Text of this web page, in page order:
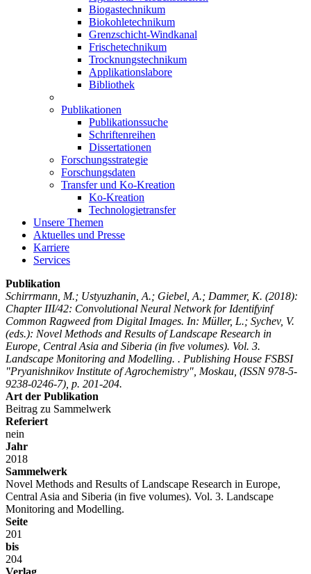
Biogastechnikum
Biokohletechnikum
Grenzschicht-Windkanal
Frischetechnikum
Trocknungstechnikum
Applikationslabore
Bibliothek
Publikationen
Publikationssuche
Schriftenreihen
Dissertationen
Forschungsstrategie
Forschungsdaten
Transfer und Ko-Kreation
Ko-Kreation
Technologietransfer
Unsere Themen
Aktuelles und Presse
Karriere
Services
Publikation
Schirrmann, M.; Ustyuzhanin, A.; Giebel, A.; Dammer, K. (2018):
Chapter III/42: Convolutional Neural Network for Identifyinf
Common Ragweed from Digital Images. In: Müller, L.; Sychev, V.
(eds.): Novel Methods and Results of Landscape Research in
Europe, Central Asia and Siberia (in five volumes). Vol. 3.
Landscape Monitoring and Modelling. . Publishing House FSBSI
"Pryanishnikov Institute of Agrochemistry", Moskau, (ISSN 978-5-
9238-0246-7), p. 201-204.
Art der Publikation
Beitrag zu Sammelwerk
Referiert
nein
Jahr
2018
Sammelwerk
Novel Methods and Results of Landscape Research in Europe,
Central Asia and Siberia (in five volumes). Vol. 3. Landscape
Monitoring and Modelling.
Seite
201
bis
204
Verlag